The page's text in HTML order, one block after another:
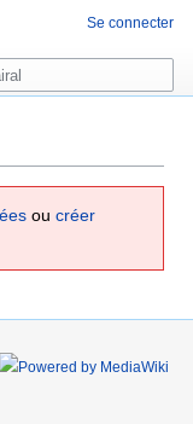
ou créer
Se connecter